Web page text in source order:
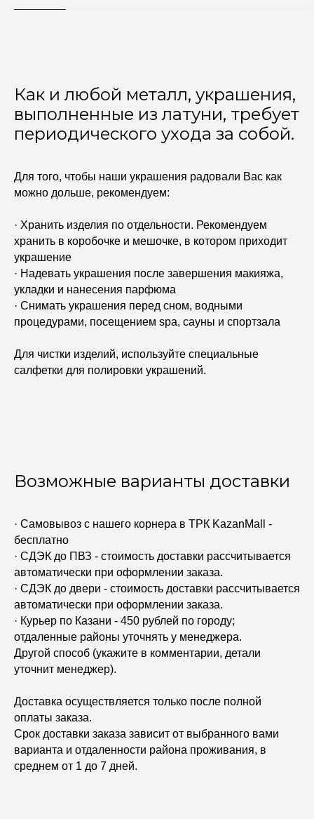
Как и любой металл, украшения,
выполненные из латуни, требует
периодического ухода за собой.
Для того, чтобы наши украшения радовали Вас как
можно дольше, рекомендуем:
· Хранить изделия по отдельности. Рекомендуем
хранить в коробочке и мешочке, в котором приходит
украшение
· Надевать украшения после завершения макияжа,
укладки и нанесения парфюма
· Снимать украшения перед сном, водными
процедурами, посещением spa, сауны и спортзала
Для чистки изделий, используйте специальные
салфетки для полировки украшений.
Возможные варианты доставки
· Самовывоз с нашего корнера в ТРК KazanMall -
бесплатно
· СДЭК до ПВЗ - стоимость доставки рассчитывается
автоматически при оформлении заказа.
· СДЭК до двери - стоимость доставки рассчитывается
автоматически при оформлении заказа.
· Курьер по Казани - 450 рублей по городу;
отдаленные районы уточнять у менеджера.
Другой способ (укажите в комментарии, детали
уточнит менеджер).
Доставка осуществляется только после полной
оплаты заказа.
Срок доставки заказа зависит от выбранного вами
варианта и отдаленности района проживания, в
среднем от 1 до 7 дней.